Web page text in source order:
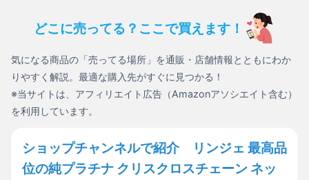
どこに売ってる？ここで買えます！
気になる商品の「売ってる場所」を通販・店舗情報とともにわか
りやすく解説。最適な購入先がすぐに見つかる！
※当サイトは、アフィリエイト広告（Amazonアソシエイト含む）
を利用しています。
ショップチャンネルで紹介 リンジェ 最高品
位の純プラチナ クリスクロスチェーン ネッ